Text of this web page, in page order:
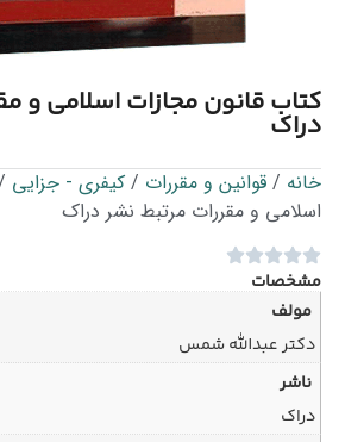
قانون مجازات اسلامی و
/قوانین و مقررات /کیفری - جزایی / کتاب
و مقررات مرتبط نشر دراک
عبدالله شمس